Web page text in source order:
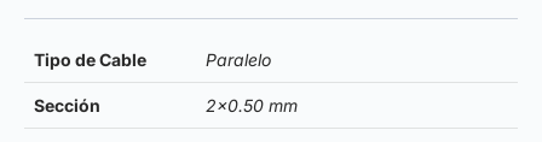
Tipo de Cable Paralelo
Sección 2×0.50 mm